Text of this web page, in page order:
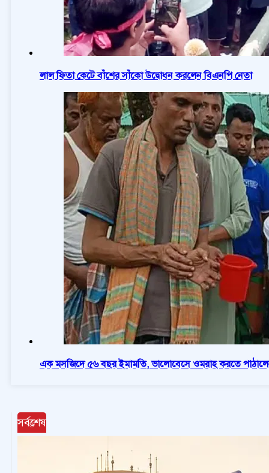
লাল ফিতা কেটে বাঁশের সাঁকো উদ্বোধন করলেন বিএনপি নেতা
এক মসজিদে ৫৬ বছর ইমামতি, ভালোবেসে ওমরাহ করতে
সর্বশেষ